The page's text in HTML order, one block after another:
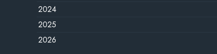
2024
2025
2026